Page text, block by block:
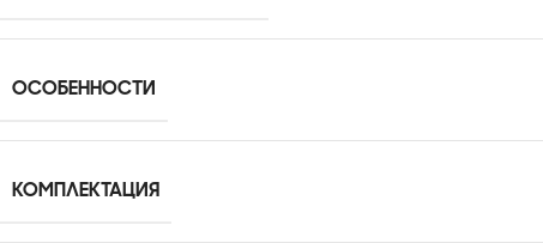
ОСОБЕННОСТИ
КОМПЛЕКТАЦИЯ